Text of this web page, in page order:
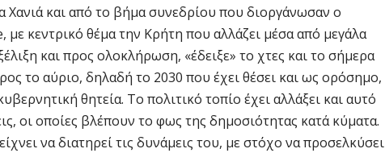
Χανιά και από το βήμα συνεδρίου που διοργάνωσαν ο
με κεντρικό θέμα την Κρήτη που αλλάζει μέσα από μεγάλα
και προς ολοκλήρωση, «έδειξε» το χτες και το σήμερα
το αύριο, δηλαδή το 2030 που έχει θέσει και ως ορόσημο,
θητεία. Το πολιτικό τοπίο έχει αλλάξει και αυτό
οι οποίες βλέπουν το φως της δημοσιότητας κατά κύματα.
να διατηρεί τις δυνάμεις του, με στόχο να προσελκύσει